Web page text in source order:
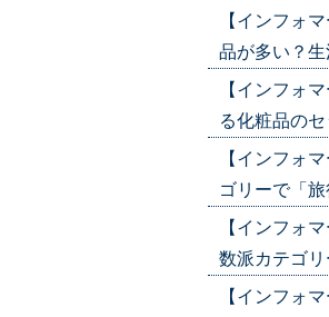
【インフォ
品が多い？
【インフォ
る化粧品の
【インフォ
ゴリーで「
【インフォ
数派カテゴ
【インフォ